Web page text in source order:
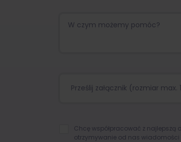
Prześlij załącznik (rozmiar
Chcę współpracować z
otrzymywanie od nas wiadomości